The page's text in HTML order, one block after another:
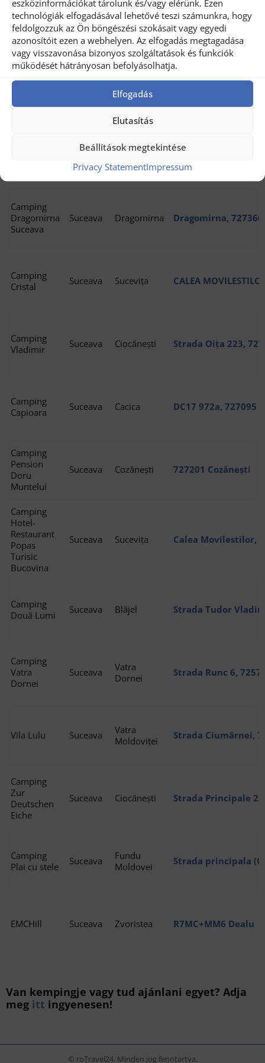
eszközinformációkat tárolunk és/vagy elérünk. Ezen
technológiák elfogadásával lehetővé teszi számunkra, hogy
feldolgozzuk az Ön böngészési szokásait vagy egyedi
azonosítóit ezen a webhelyen. Az elfogadás megtagadása
vagy visszavonása bizonyos szolgáltatások és funkciók
működését hátrányosan befolyásolhatja.
Elfogadás
Elutasítás
Beállítások megtekintése
Privacy StatementImpressum
Camping
Cristiana
Suceava
Mănăstirea
Humorului
DJ177 225, Comuna
Humorului 720262
Camping
Candrenilor
Dorna Candrenilor
Suceava
Vatra
Camping
Vatra Dornei
Camping
Dragomirna
Suceava
Suceava Dragomirna Dragomirna, 727366
Camping
Cristal
Suceava Sucevița
CALEA
Camping
Vladimir
Suceava Ciocănești Strada Oița 223,
Camping
Capioara
Suceava Cacica DC17 972a, 727095
Camping
Pension
Doru
Muntelui
Suceava Cozănești 727201 Cozănești
Camping
Hotel-
Restaurant
Popas
Turisic
Bucovina
Suceava Sucevița
Calea Movilestilor,
Camping
Două Lumi
Suceava Blăjel
Strada Tudor
Camping
Vatra
Dornei
Suceava
Vatra
Dornei
Strada Runc 6,
Vila Lulu Suceava
Vatra
Moldoviței
Strada Ciumârnei,
Camping
Zur
Deutschen
Eiche
Suceava Ciocănești
Strada Principale 22
Camping
Plai cu stele
Suceava
Fundu
Moldovei
Strada principala
EMCHill Suceava Zvoristea R7MC+MM6 Dealu
Van kempingje vagy tud ajánlani egyet? Adja
meg itt ingyenesen!
© roTravel24. Minden jog fenntartva.